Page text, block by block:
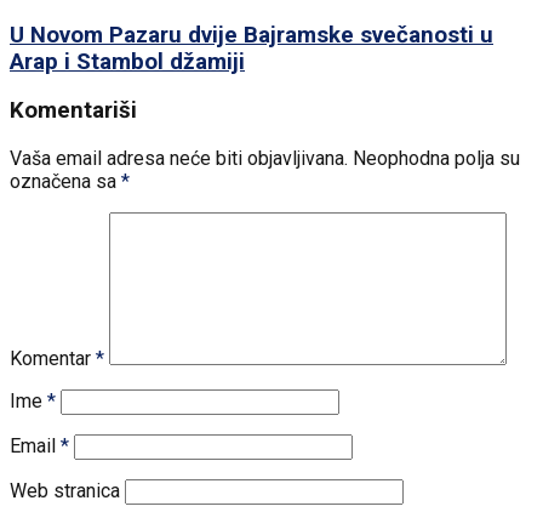
U Novom Pazaru dvije Bajramske svečanosti u
Arap i Stambol džamiji
Komentariši
Vaša email adresa neće biti objavljivana. Neophodna polja su
označena sa *
Komentar *
Ime *
Email *
Web stranica